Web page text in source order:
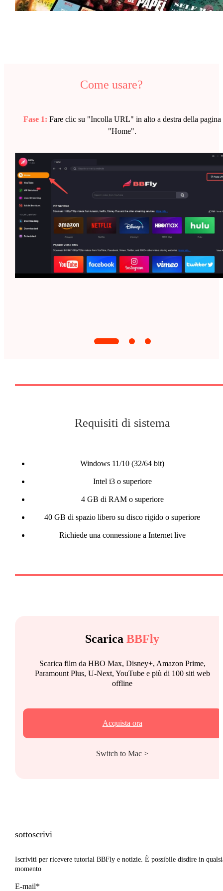
Come usare?
Fase 1:Fare clic su "Incolla URL" in alto a destra della pagina
"Home".
Requisiti di sistema
Windows 11/10 (32/64 bit)
Intel i3 o superiore
4 GB di RAM o superiore
40 GB di spazio libero su disco rigido o superiore
Richiede una connessione a Internet live
ScaricaBBFly
Scarica film da HBO Max, Disney+, Amazon Prime,
Paramount Plus, U-Next, YouTube e più di 100 siti web
offline
Acquista ora
Switch to Mac >
sottoscrivi
Iscriviti per ricevere tutorial BBFly e notizie. È possibile disdire in
momento
E-mail*